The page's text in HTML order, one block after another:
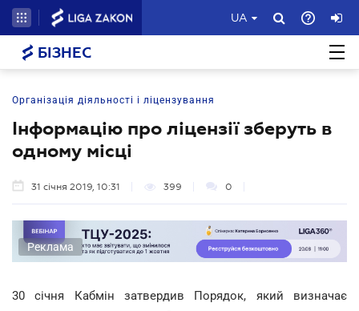
UA
БІЗНЕС
Організація діяльності і ліцензування
Інформацію про ліцензії зберуть в
одному місці
31 січня 2019, 10:31 399 0
Реклама
30 січня Кабмін затвердив Порядок, який визначає